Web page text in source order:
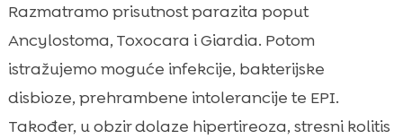
Razmatramo prisutnost parazita poput
Ancylostoma, Toxocara i Giardia. Potom
istražujemo moguće infekcije, bakterijske
disbioze, prehrambene intolerancije te EPI.
Također, u obzir dolaze hipertireoza, stresni kolitis